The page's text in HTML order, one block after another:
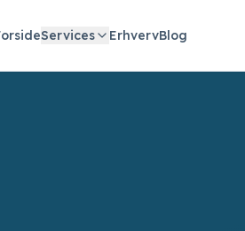
Services ErhvervBlog